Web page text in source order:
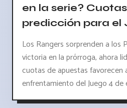
en la serie?
predicción para el
Los Rangers sorprenden a los
victoria en la prórroga, ahora
cuotas de apuestas favorecen
enfrentamiento del Juego 4 de